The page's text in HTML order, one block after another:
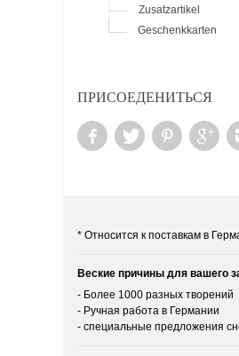
Zusatzartikel
Geschenkkarten
ПРИСОЕДЕНИТЬСЯ
* Относится к поставкам в
Веские причины для вашего
- Более 1000 разных творений
- Ручная работа в Германии
- специальные предложения